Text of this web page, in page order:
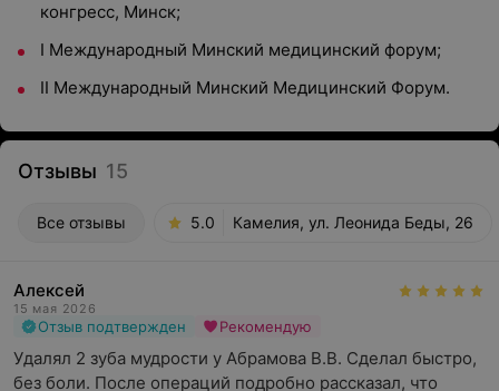
конгресс, Минск;
I Международный Минский медицинский форум;
II Международный Минский Медицинский Форум.
Отзывы 15
Все отзывы 5.0 Камелия, ул. Леонида Беды, 26
Алексей
15 мая 2026
Отзыв подтвержден Рекомендую
Удалял 2 зуба мудрости у Абрамова В.В. Сделал быстро,
без боли. После операций подробно рассказал, что